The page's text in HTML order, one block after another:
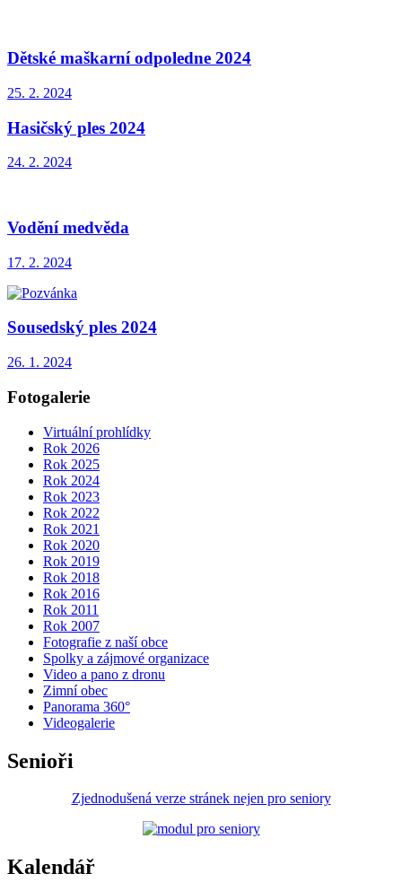
Dětské maškarní odpoledne 2024
25. 2. 2024
Hasičský ples 2024
24. 2. 2024
Vodění medvěda
17. 2. 2024
Sousedský ples 2024
26. 1. 2024
Fotogalerie
Virtuální prohlídky
Rok 2026
Rok 2025
Rok 2024
Rok 2023
Rok 2022
Rok 2021
Rok 2020
Rok 2019
Rok 2018
Rok 2016
Rok 2011
Rok 2007
Fotografie z naší obce
Spolky a zájmové organizace
Video a pano z dronu
Zimní obec
Panorama 360°
Videogalerie
Senioři
Zjednodušená verze stránek nejen pro seniory
Kalendář